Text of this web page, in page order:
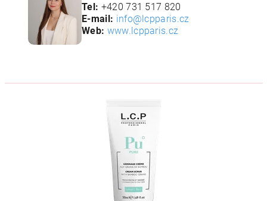
Tel: +420 731 517 820
E-mail: info@lcpparis.cz
Web: www.lcpparis.cz